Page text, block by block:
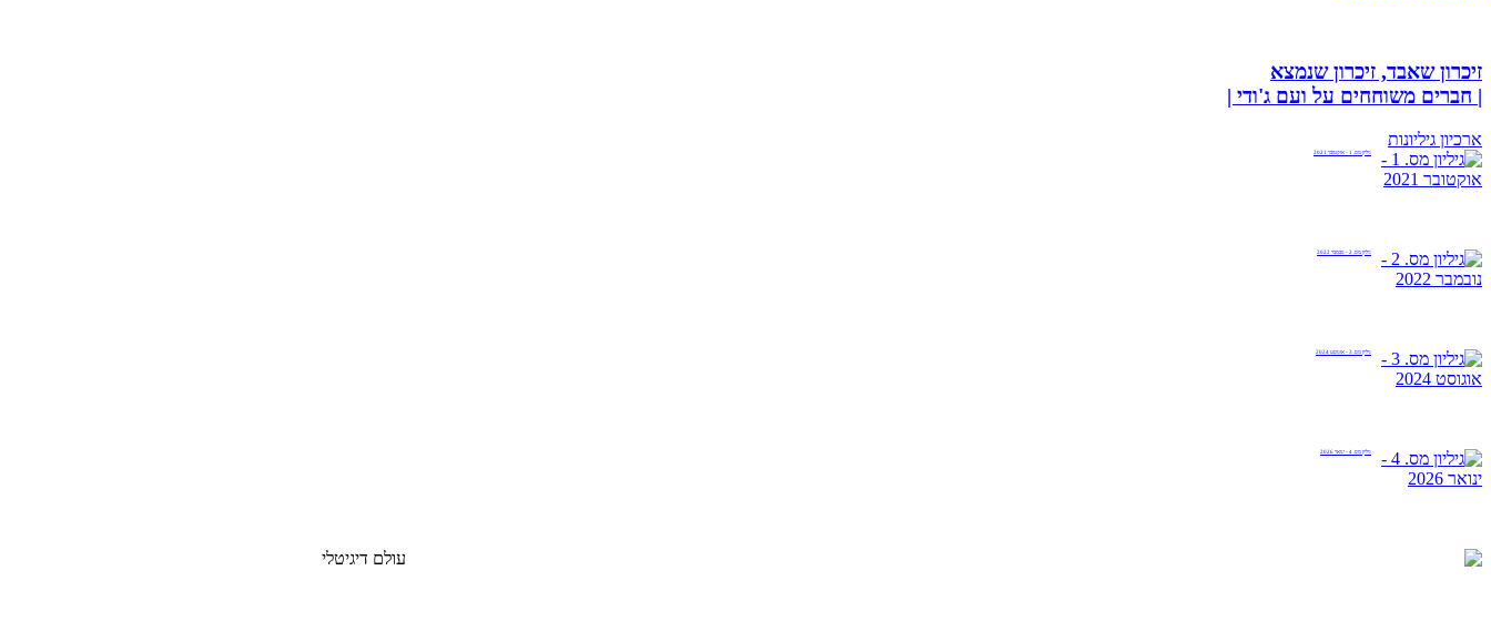
זיכרון שאבד, זיכרון שנמצא
| חברים משוחחים על ועם ג'ודי |
ארכיון גיליונות
גיליון מס. 1 - אוקטובר 2021
גיליון מס. 2 - נובמבר 2022
גיליון מס. 3 - אוגוסט 2024
גיליון מס. 4 - ינואר 2026